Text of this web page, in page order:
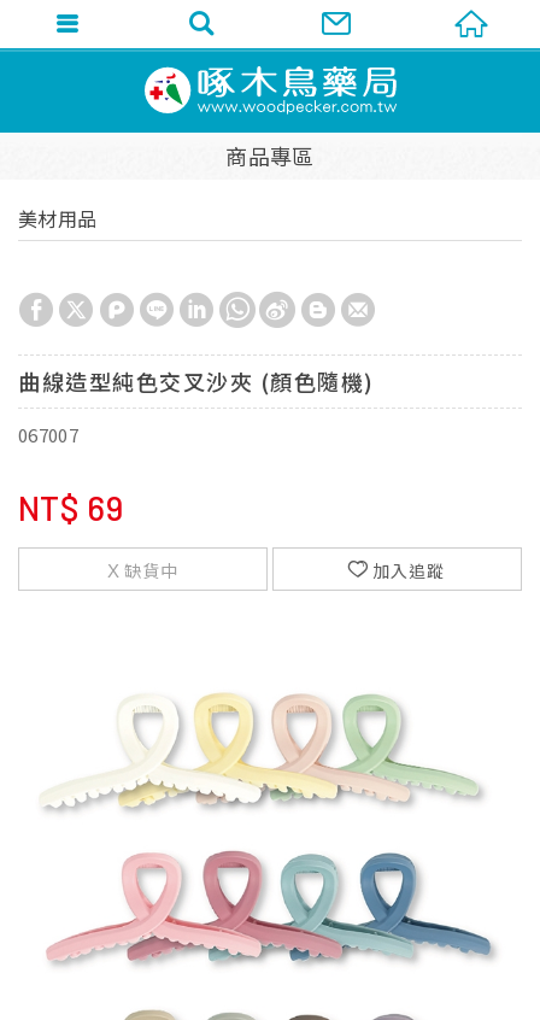
商品專區
美材用品
曲線造型純色交叉沙夾 (顏色隨機)
067007
NT$ 69
缺貨中 加入追蹤